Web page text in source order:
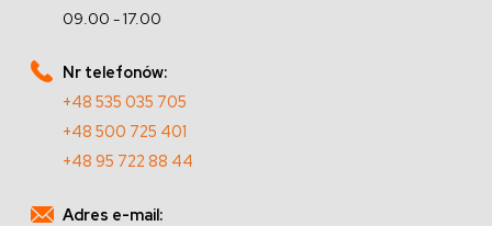
09.00 - 17.00
Nr telefonów:
+48 535 035 705
+48 500 725 401
+48 95 722 88 44
Adres e-mail: